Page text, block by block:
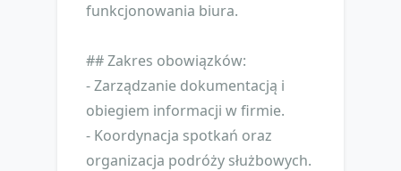
funkcjonowania biura.
## Zakres obowiązków:
- Zarządzanie dokumentacją i
obiegiem informacji w firmie.
- Koordynacja spotkań oraz
organizacja podróży służbowych.